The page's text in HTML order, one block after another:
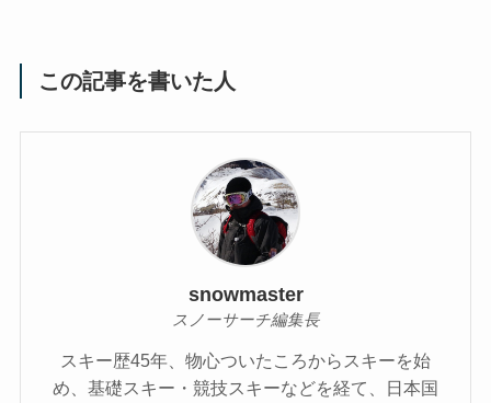
この記事を書いた人
snowmaster
スノーサーチ編集長
スキー歴45年、物心ついたころからスキーを始
め、基礎スキー・競技スキーなどを経て、日本国